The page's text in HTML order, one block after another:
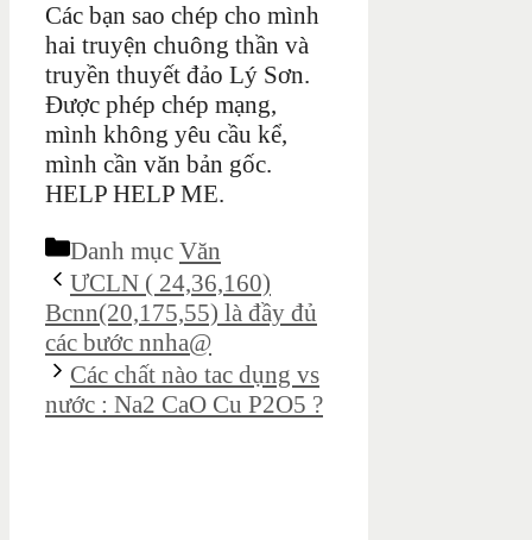
Các bạn sao chép cho mình
hai truyện chuông thần và
truyền thuyết đảo Lý Sơn.
Được phép chép mạng,
mình không yêu cầu kể,
mình cần văn bản gốc.
HELP HELP ME.
Danh mục Văn
ƯCLN ( 24,36,160)
Bcnn(20,175,55) là đầy đủ
các bước nnha@
Các chất nào tac dụng vs
nước : Na2 CaO Cu P2O5 ?